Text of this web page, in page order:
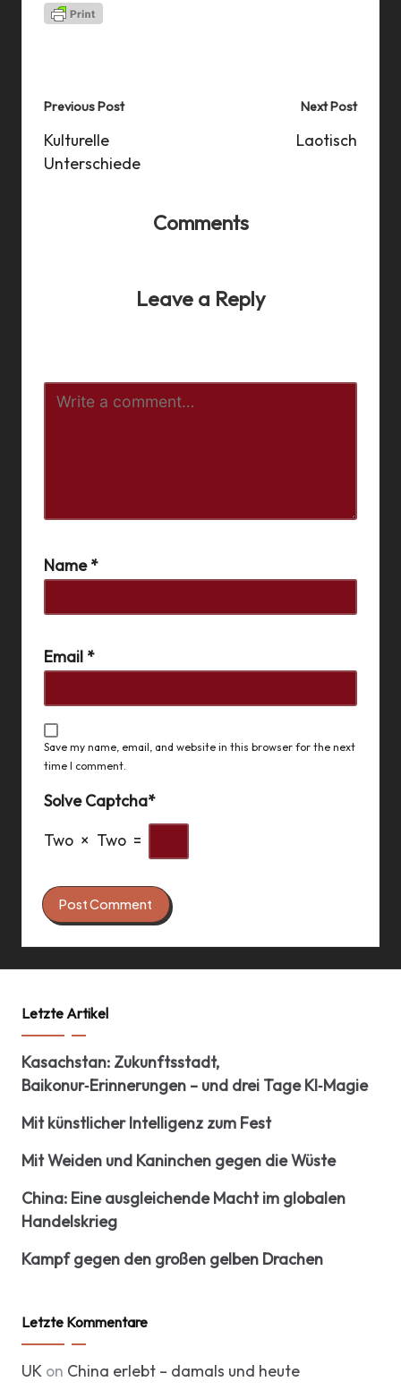
Post
navigation
Previous Post
Kulturelle
Unterschiede
Next Post
Laotisch
Comments
Leave a Reply
Name*
Email *
Save my name, email, and website in this browser for the next
time I comment.
Solve Captcha*
Two × Two =
Letzte Artikel
Kasachstan: Zukunftsstadt,
Baikonur‑Erinnerungen – und drei Tage KI‑Magie
Mit künstlicher Intelligenz zum Fest
Mit Weiden und Kaninchen gegen die Wüste
China: Eine ausgleichende Macht im globalen
Handelskrieg
Kampf gegen den großen gelben Drachen
Letzte Kommentare
UK on China erlebt – damals und heute